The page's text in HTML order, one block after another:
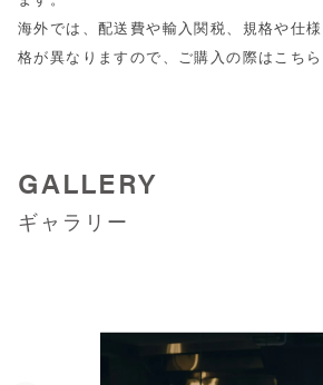
海外では、配送費や輸入関税、規格や仕
格が異なりますので、ご購入の際は こちら
GALLERY
ギャラリー